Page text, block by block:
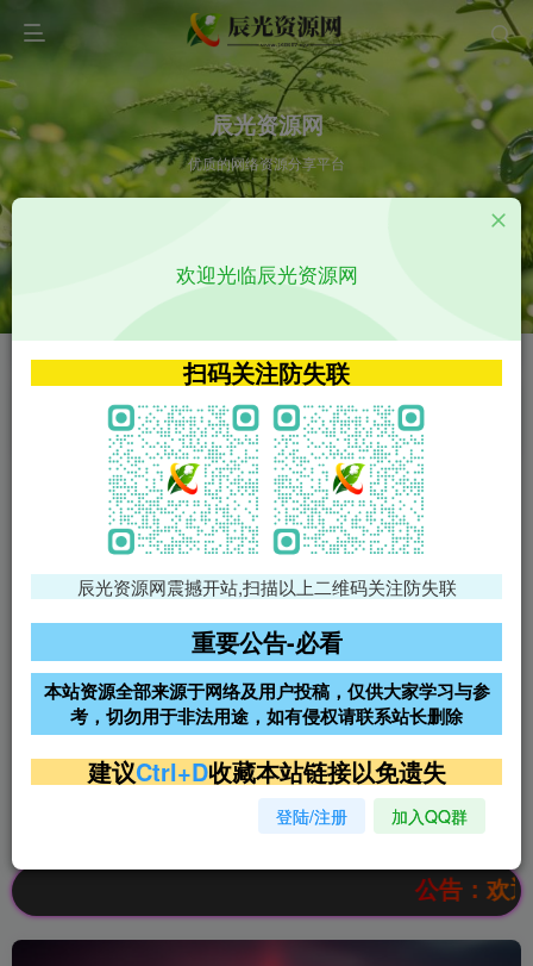
辰光资源网
优质的网络资源分享平台
VIP特权介绍 APP源码
VIP特权介绍
火
VIP特权介绍
影视源码
影视源码
免费领支付宝红包
腾讯轻量4核4G3M服务器38元/
阿里云2核2G200M服务器68元/
年
雨云高防免备案服务器
超低价文字广告位招租 超低价文字广告位招租
超低价文字广告位招租
公告：欢迎
欢迎光临辰光资源网
扫码关注防失联
辰光资源网震撼开站,扫描以上二维码关注防失联
重要公告-必看
本站资源全部来源于网络及用户投稿，仅供大家学习与参
考，切勿用于非法用途，如有侵权请联系站长删除
建议Ctrl+D收藏本站链接以免遗失
登陆/注册 加入QQ群